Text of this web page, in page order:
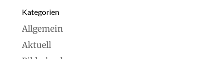
Kategorien
Allgemein
Aktuell